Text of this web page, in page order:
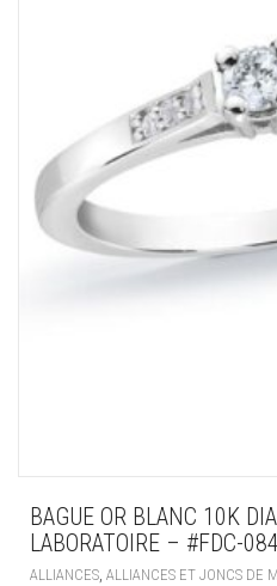
BAGUE OR BLANC 10K
LABORATOIRE – #FDC-
ALLIANCES, ALLIANCES ET JONCS DE